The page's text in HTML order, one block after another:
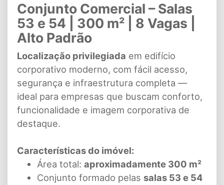
Conjunto Comercial – Salas
53 e 54 | 300 m² | 8 Vagas |
Alto Padrão
Localização privilegiada em edifício
corporativo moderno, com fácil acesso,
segurança e infraestrutura completa —
ideal para empresas que buscam conforto,
funcionalidade e imagem corporativa de
destaque.
Características do imóvel:
Área total: aproximadamente 300 m²
Conjunto formado pelas salas 53 e 54